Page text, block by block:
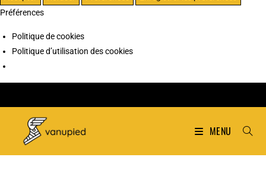
Préférences
Politique de cookies
Politique d’utilisation des cookies
MENU